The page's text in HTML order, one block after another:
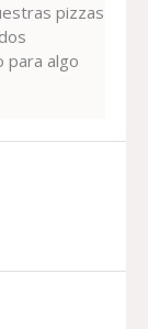
pizzas
para algo